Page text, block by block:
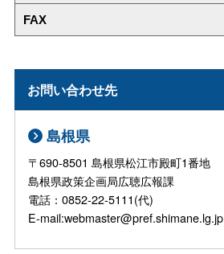
FAX
お問い合わせ先
島根県
〒690-8501 島根県松江市殿町1番地
島根県政策企画局広聴広報課
電話：0852-22-5111(代)
E-mail:webmaster@pref.shimane.lg.jp